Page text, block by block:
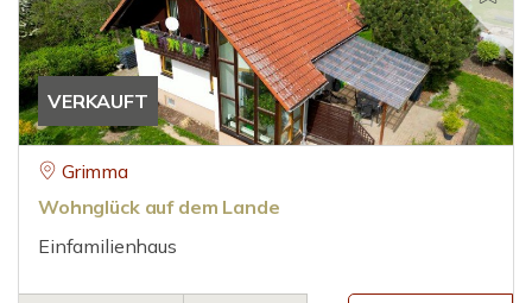
VERKAUFT
Grimma
Wohnglück auf dem Lande
Einfamilienhaus